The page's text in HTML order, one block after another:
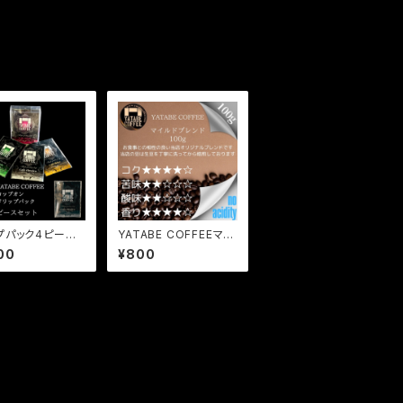
パック4ピース
入り)
YATABE COFFEEマイ
ルドブレンド 100g
¥800